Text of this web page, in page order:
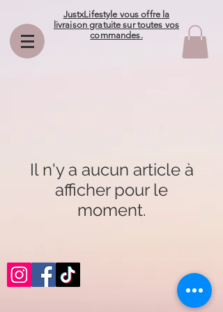
JustxLifestyle vous offre la
livraison gratuite sur toutes vos
commandes.
Il n'y a aucun article à
afficher pour le
moment.